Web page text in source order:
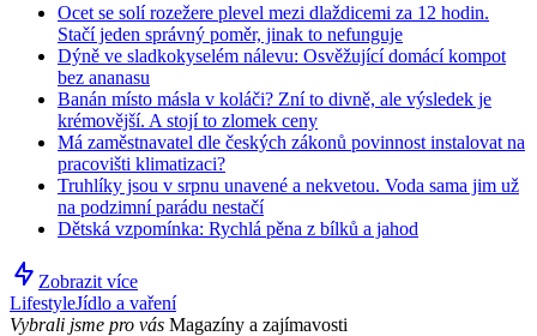
Ocet se solí rozežere plevel mezi dlaždicemi za 12 hodin.
Stačí jeden správný poměr, jinak to nefunguje
Dýně ve sladkokyselém nálevu: Osvěžující domácí kompot
bez ananasu
Banán místo másla v koláči? Zní to divně, ale výsledek je
krémovější. A stojí to zlomek ceny
Má zaměstnavatel dle českých zákonů povinnost instalovat na
pracovišti klimatizaci?
Truhlíky jsou v srpnu unavené a nekvetou. Voda sama jim už
na podzimní parádu nestačí
Dětská vzpomínka: Rychlá pěna z bílků a jahod
Zobrazit více
LifestyleJídlo a vaření
Vybrali jsme pro vás Magazíny a zajímavosti